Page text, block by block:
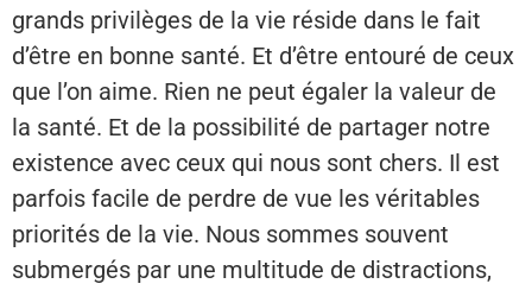
grands privilèges de la vie réside dans le fait
d’être en bonne santé. Et d’être entouré de ceux
que l’on aime. Rien ne peut égaler la valeur de
la santé. Et de la possibilité de partager notre
existence avec ceux qui nous sont chers. Il est
parfois facile de perdre de vue les véritables
priorités de la vie. Nous sommes souvent
submergés par une multitude de distractions,